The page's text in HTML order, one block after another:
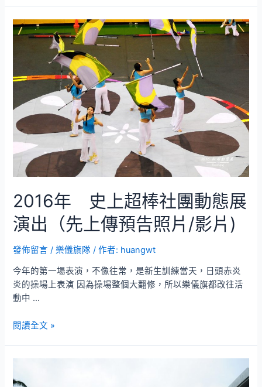
2016年 史上超棒社團動態展
演出（先上傳預告照片/影片)
發佈留言 /樂儀旗隊 / 作者: huangwt
今年的第一場表演，不像往常，是新生訓練當天，日頭赤炎
炎的操場上表演 因為操場整個大翻修，所以樂儀旗都改往活
動中 …
2016
超
閱讀全文 »